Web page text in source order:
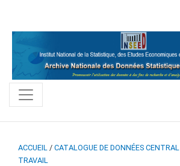
ACCUEIL / CATALOGUE DE DONNÉES CENTRAL
TRAVAIL